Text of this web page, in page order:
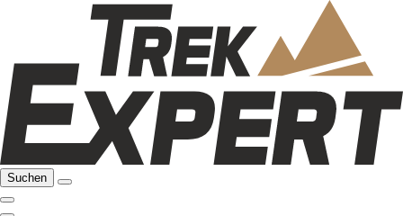
Suchen